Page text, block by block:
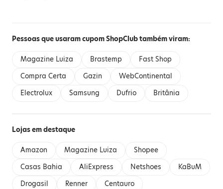
Pessoas que usaram cupom ShopClub também viram:
Magazine Luiza Brastemp
Fast Shop
Compra Certa
Gazin
WebContinental
Electrolux
Samsung Dufrio Britânia
Lojas em destaque
Amazon Magazine Luiza
Shopee
Casas Bahia
AliExpress Netshoes
KaBuM
Drogasil
Renner
Centauro